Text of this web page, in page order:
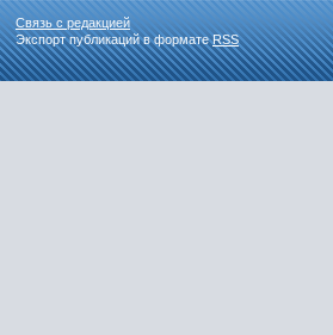
Связь с редакцией
Экспорт публикаций в форматеRSS